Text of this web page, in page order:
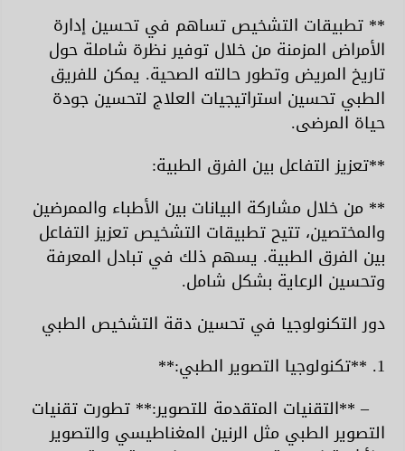
** تطبيقات التشخيص تساهم في تحسين إدارة
الأمراض المزمنة من خلال توفير نظرة شاملة حول
تاريخ المريض وتطور حالته الصحية. يمكن للفريق
الطبي تحسين استراتيجيات العلاج لتحسين جودة
حياة المرضى.
**تعزيز التفاعل بين الفرق الطبية:
** من خلال مشاركة البيانات بين الأطباء والممرضين
والمختصين، تتيح تطبيقات التشخيص تعزيز التفاعل
بين الفرق الطبية. يسهم ذلك في تبادل المعرفة
وتحسين الرعاية بشكل شامل.
دور التكنولوجيا في تحسين دقة التشخيص الطبي
1. **تكنولوجيا التصوير الطبي:**
– **التقنيات المتقدمة للتصوير:** تطورت تقنيات
التصوير الطبي مثل الرنين المغناطيسي والتصوير